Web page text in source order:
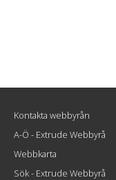
Kontakta webbyrån
A-Ö - Extrude Webbyrå
Webbkarta
Sök - Extrude Webbyrå